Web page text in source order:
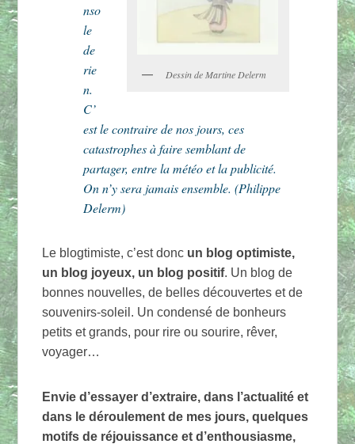
Dessin de Martine Delerm
nso
le
de
rie
n.
C’
est le contraire de nos jours, ces
catastrophes à faire semblant de
partager, entre la météo et la publicité.
On n’y sera jamais ensemble. (Philippe
Delerm)
Le blogtimiste, c’est donc un blog optimiste,
un blog joyeux, un blog positif. Un blog de
bonnes nouvelles, de belles découvertes et de
souvenirs-soleil. Un condensé de bonheurs
petits et grands, pour rire ou sourire, rêver,
voyager…
Envie d’essayer d’extraire, dans l’actualité et
dans le déroulement de mes jours, quelques
motifs de réjouissance et d’enthousiasme,